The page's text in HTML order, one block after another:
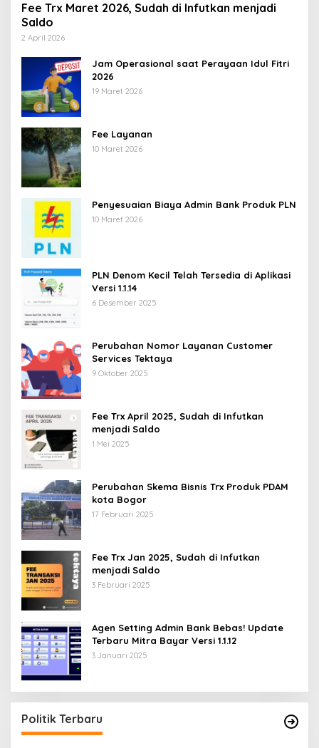
Fee Trx Maret 2026, Sudah di Infutkan menjadi
Saldo
2 April 2026
Jam Operasional saat Perayaan Idul Fitri
2026
19 Maret 2026
Fee Layanan
10 Maret 2026
Penyesuaian Biaya Admin Bank Produk PLN
10 Maret 2026
PLN Denom Kecil Telah Tersedia di Aplikasi
Versi 1.1.14
6 Desember 2025
Perubahan Nomor Layanan Customer
Services Tektaya
9 Oktober 2025
Fee Trx April 2025, Sudah di Infutkan
menjadi Saldo
1 Mei 2025
Perubahan Skema Bisnis Trx Produk PDAM
kota Bogor
17 Februari 2025
Fee Trx Jan 2025, Sudah di Infutkan
menjadi Saldo
3 Februari 2025
Agen Setting Admin Bank Bebas! Update
Terbaru Mitra Bayar Versi 1.1.12
3 Januari 2025
Politik Terbaru